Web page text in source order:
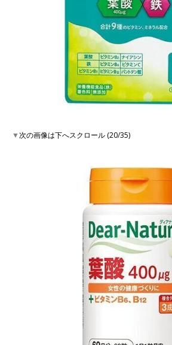
▼次の画像は下へスクロール (20/35)